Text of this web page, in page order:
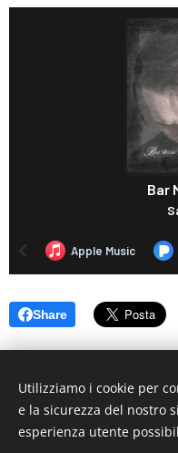
Share
© 2019
Utilizziamo i cookie per
e la sicurezza del nostro
esperienza utente